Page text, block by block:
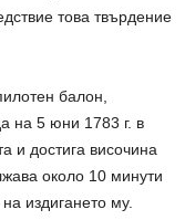
това твърдение
балон,
на 5 юни 1783 г. в
и достига височина
около 10 минути
издигането му.